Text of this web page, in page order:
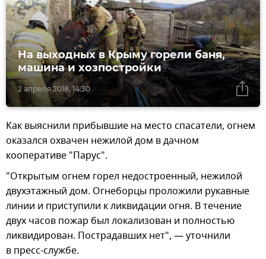
2 апреля 2018, 14:30
На выходных в Крыму горели баня,
машина и хозпостройки
Как выяснили прибывшие на место спасатели, огнем
оказался охвачен нежилой дом в дачном
кооперативе "Парус".
"Открытым огнем горел недостроенный, нежилой
двухэтажный дом. Огнеборцы проложили рукавные
линии и приступили к ликвидации огня. В течение
двух часов пожар был локализован и полностью
ликвидирован. Пострадавших нет", — уточнили
в пресс-службе.